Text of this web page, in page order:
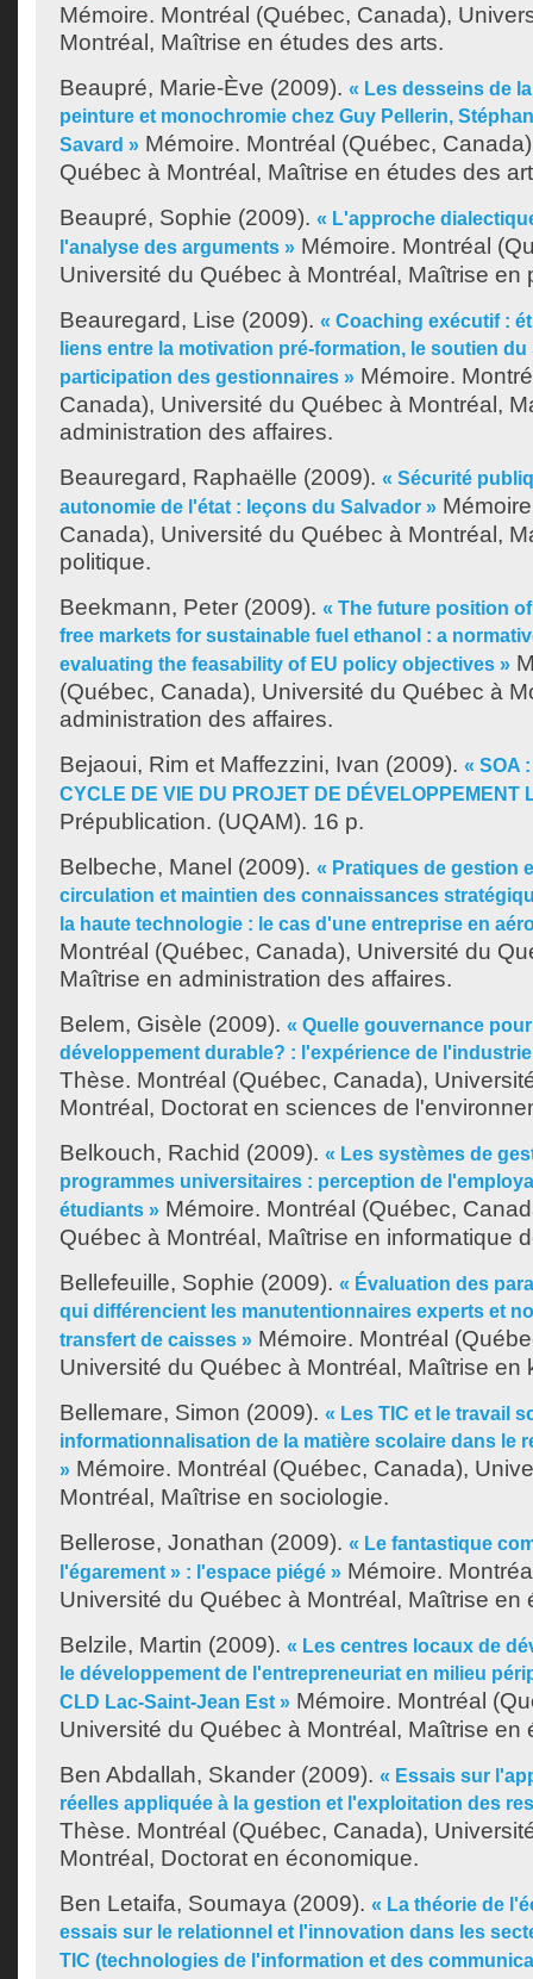
Mémoire. Montréal (Québec, Canada),
Montréal, Maîtrise en études des arts.
Beaupré, Marie-Ève (2009). « Les desseins de
peinture et monochromie chez Guy Pellerin,
Savard » Mémoire. Montréal (Québec,
Québec à Montréal, Maîtrise en études des
Beaupré, Sophie (2009). « L'approche
l'analyse des arguments » Mémoire. Montréal
Université du Québec à Montréal, Maîtrise en
Beauregard, Lise (2009). « Coaching exécutif :
liens entre la motivation pré-formation, le soutien
participation des gestionnaires » Mémoire.
Canada), Université du Québec à Montréal,
administration des affaires.
Beauregard, Raphaëlle (2009). « Sécurité
autonomie de l'état : leçons du Salvador »
Canada), Université du Québec à Montréal,
politique.
Beekmann, Peter (2009). « The future position
free markets for sustainable fuel ethanol : a
evaluating the feasability of EU policy objectives »
(Québec, Canada), Université du Québec à
administration des affaires.
Bejaoui, Rim et Maffezzini, Ivan (2009). « SOA
CYCLE DE VIE DU PROJET DE DÉVELOPPEMENT
Prépublication. (UQAM). 16 p.
Belbeche, Manel (2009). « Pratiques de gestion
circulation et maintien des connaissances
la haute technologie : le cas d'une entreprise en
Montréal (Québec, Canada), Université du
Maîtrise en administration des affaires.
Belem, Gisèle (2009). « Quelle gouvernance
développement durable? : l'expérience de
Thèse. Montréal (Québec, Canada),
Montréal, Doctorat en sciences de
Belkouch, Rachid (2009). « Les systèmes de
programmes universitaires : perception de
étudiants » Mémoire. Montréal (Québec,
Québec à Montréal, Maîtrise en informatique
Bellefeuille, Sophie (2009). « Évaluation des
qui différencient les manutentionnaires experts et
transfert de caisses » Mémoire. Montréal
Université du Québec à Montréal, Maîtrise en
Bellemare, Simon (2009). « Les TIC et le travail
informationnalisation de la matière scolaire dans le
» Mémoire. Montréal (Québec, Canada),
Montréal, Maîtrise en sociologie.
Bellerose, Jonathan (2009). « Le fantastique
l'égarement » : l'espace piégé » Mémoire.
Université du Québec à Montréal, Maîtrise en
Belzile, Martin (2009). « Les centres locaux de
le développement de l'entrepreneuriat en milieu
CLD Lac-Saint-Jean Est » Mémoire. Montréal
Université du Québec à Montréal, Maîtrise en
Ben Abdallah, Skander (2009). « Essais sur
réelles appliquée à la gestion et l'exploitation des
Thèse. Montréal (Québec, Canada),
Montréal, Doctorat en économique.
Ben Letaifa, Soumaya (2009). « La théorie de
essais sur le relationnel et l'innovation dans les
TIC (technologies de l'information et des